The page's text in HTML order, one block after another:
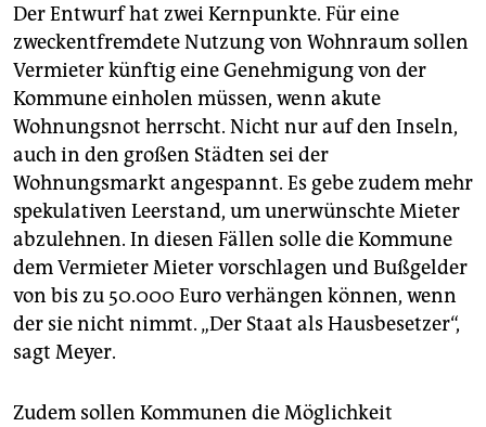
Der Entwurf hat zwei Kernpunkte. Für eine
zweckentfremdete Nutzung von Wohnraum sollen
Vermieter künftig eine Genehmigung von der
Kommune einholen müssen, wenn akute
Wohnungsnot herrscht. Nicht nur auf den Inseln,
auch in den großen Städten sei der
Wohnungsmarkt angespannt. Es gebe zudem mehr
spekulativen Leerstand, um unerwünschte Mieter
abzulehnen. In diesen Fällen solle die Kommune
dem Vermieter Mieter vorschlagen und Bußgelder
von bis zu 50.000 Euro verhängen können, wenn
der sie nicht nimmt. „Der Staat als Hausbesetzer“,
sagt Meyer.
Zudem sollen Kommunen die Möglichkeit